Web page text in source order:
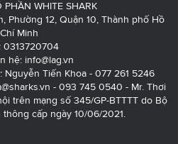
PHẦN WHITE SHARK
Phường 12, Quận 10, Thành phố Hồ
Chí Minh
0313720704
hệ: info@lag.vn
Tiến Khoa - 077 261 5246
- 093 745 0540 - Mr. Thơi
trên mạng số 345/GP-BTTTT do Bộ
cấp ngày 10/06/2021.